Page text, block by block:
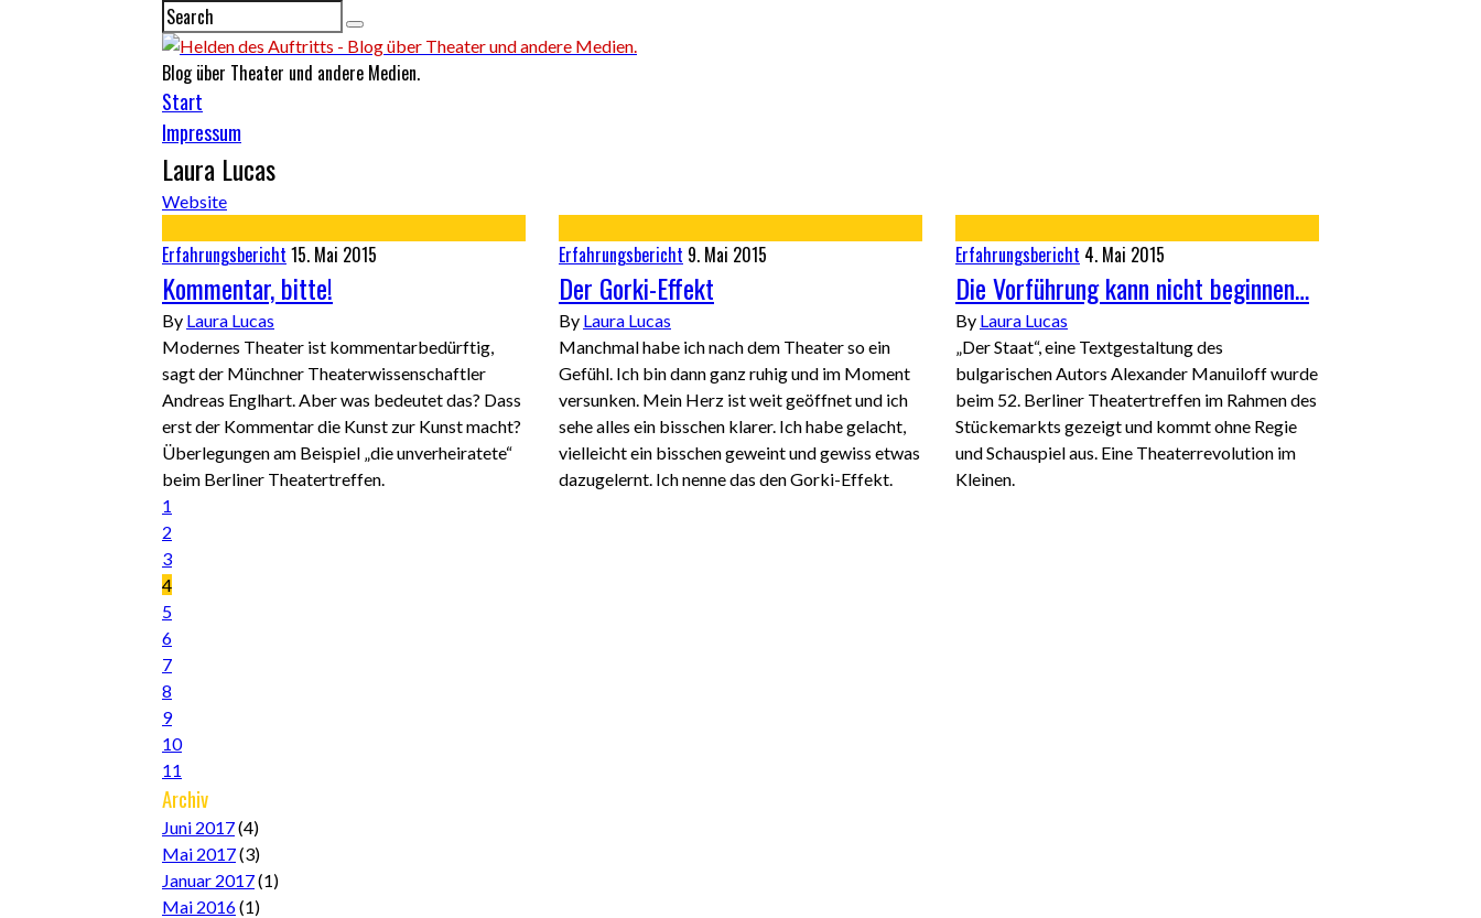
Blog über Theater und andere Medien.
Start
Impressum
Laura Lucas
Website
Erfahrungsbericht 15. Mai 2015
Kommentar, bitte!
By Laura Lucas
Modernes Theater ist kommentarbedürftig,
sagt der Münchner Theaterwissenschaftler
Andreas Englhart. Aber was bedeutet das? Dass
erst der Kommentar die Kunst zur Kunst macht?
Überlegungen am Beispiel „die unverheiratete“
beim Berliner Theatertreffen.
Erfahrungsbericht 9. Mai 2015
Der Gorki-Effekt
By Laura Lucas
Manchmal habe ich nach dem Theater so ein
Gefühl. Ich bin dann ganz ruhig und im Moment
versunken. Mein Herz ist weit geöffnet und ich
sehe alles ein bisschen klarer. Ich habe gelacht,
vielleicht ein bisschen geweint und gewiss etwas
dazugelernt. Ich nenne das den Gorki-Effekt.
Erfahrungsbericht 4. Mai 2015
Die Vorführung kann nicht beginnen…
By Laura Lucas
„Der Staat“, eine Textgestaltung des
bulgarischen Autors Alexander Manuiloff wurde
beim 52. Berliner Theatertreffen im Rahmen des
Stückemarkts gezeigt und kommt ohne Regie
und Schauspiel aus. Eine Theaterrevolution im
Kleinen.
1
2
3
4
5
6
7
8
9
10
11
Archiv
Juni 2017(4)
Mai 2017(3)
Januar 2017(1)
Mai 2016(1)